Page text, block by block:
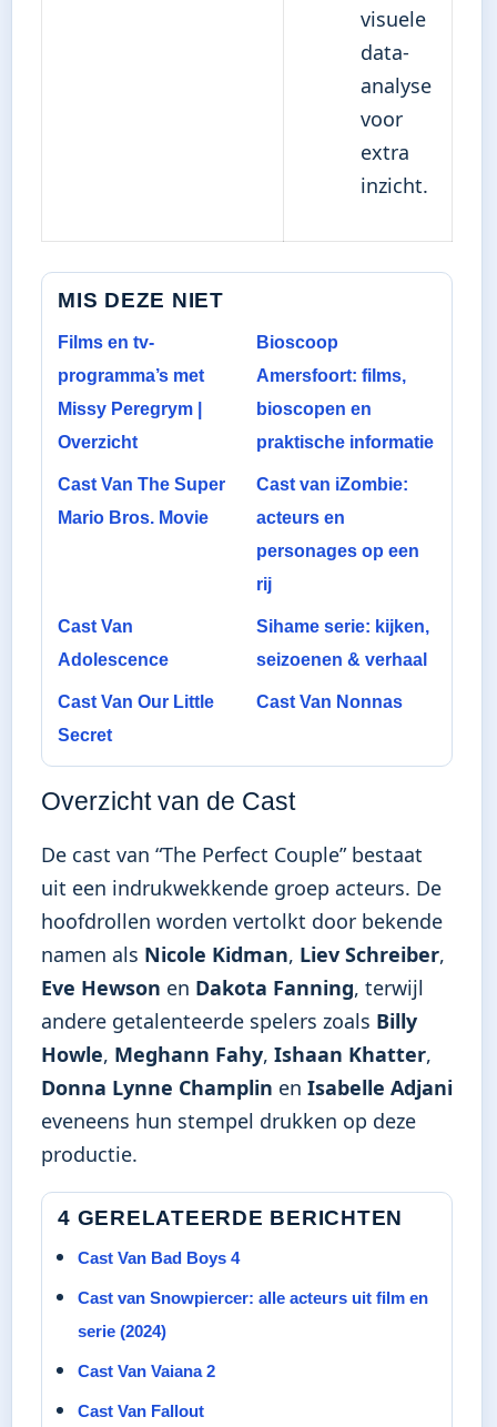
visuele
data-
analyse
voor
extra
inzicht.
MIS DEZE NIET
Films en tv-
programma’s met
Missy Peregrym |
Overzicht
Bioscoop
Amersfoort: films,
bioscopen en
praktische informatie
Cast Van The Super
Mario Bros. Movie
Cast van iZombie:
acteurs en
personages op een
rij
Cast Van
Adolescence
Sihame serie: kijken,
seizoenen & verhaal
Cast Van Our Little
Secret
Cast Van Nonnas
Overzicht van de Cast
De cast van “The Perfect Couple” bestaat
uit een indrukwekkende groep acteurs. De
hoofdrollen worden vertolkt door bekende
namen als Nicole Kidman, Liev Schreiber,
Eve Hewson en Dakota Fanning, terwijl
andere getalenteerde spelers zoals Billy
Howle, Meghann Fahy, Ishaan Khatter,
Donna Lynne Champlin en Isabelle Adjani
eveneens hun stempel drukken op deze
productie.
4 GERELATEERDE BERICHTEN
Cast Van Bad Boys 4
Cast van Snowpiercer: alle acteurs uit film en
serie (2024)
Cast Van Vaiana 2
Cast Van Fallout